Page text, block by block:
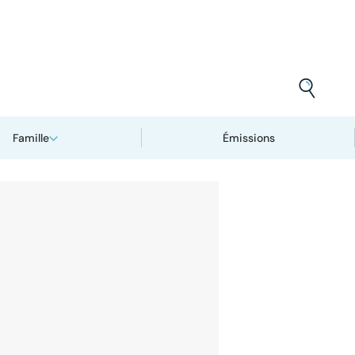
Famille Émissions